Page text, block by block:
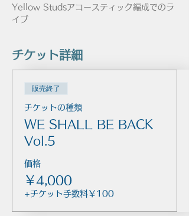
Yellow Studsアコースティック編成でのラ
イブ
チケット詳細
販売終了
チケットの種類
WE SHALL BE BACK
Vol.5
価格
￥4,000
+チケット手数料￥100